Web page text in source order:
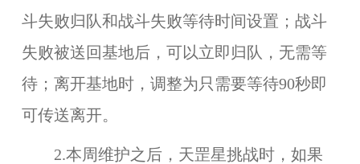
斗失败归队和战斗失败等待时间设置；战斗
失败被送回基地后，可以立即归队，无需等
待；离开基地时，调整为只需要等待90秒即
可传送离开。
2.本周维护之后，天罡星挑战时，如果